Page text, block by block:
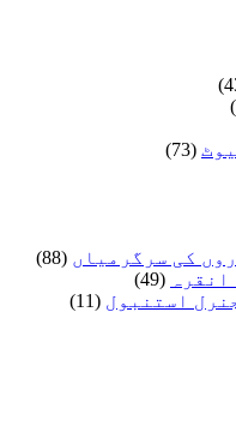
(73)
کی سرگرمیاں (88)
(49)
استنبول (11)